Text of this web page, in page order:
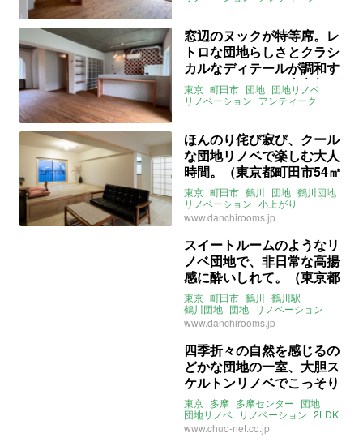
ヌック 募集中 売買
窓辺のヌックが特等席。レ
トロな団地らしさとクラシ
カルなディテールが調和す
るリノベルーム（東京都町
田市50㎡の売買物件）
東京 町田市 団地 団地リノベ
リノベーション アンティーク
ヌック 売買
ほんのり侘び寂び、クール
な団地リノベで楽しむ大人
時間。（東京都町田市54㎡
の売買物件）
東京 町田市 鶴川 団地 鶴川団地
リノベーション 小上がり
団地再生事業協同組合
www.danchirooms.jp
スイートルームのようなリ
ノベ団地で、非日常な高揚
感に酔いしれて。（東京都
町田市51㎡の売買物件）
東京 町田市 鶴川 鶴川駅
鶴川団地 団地 リノベーション
団地リノベ ホテルライク
ライター：山中みく
団地再生事業協同組合 売買
www.danchirooms.jp
四季折々の自然を感じるの
どかな団地の一室、大胆ス
ケルトンリノベでこっそり
スタイリッシュに決めて
（東京都多摩市59㎡の売買
物件）
東京 多摩 多摩センター 団地
団地リノベ リノベーション 2LDK
ライター：ほしりょうこ
www.chuo-net.co.jp